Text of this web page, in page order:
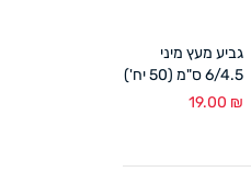
גביע מעץ מיני
6/4.5 ס"מ (50 יח')
19.00 ₪